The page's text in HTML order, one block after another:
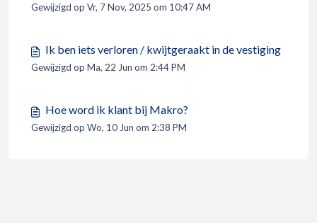
Gewijzigd op Vr, 7 Nov, 2025 om 10:47 AM
Ik ben iets verloren / kwijtgeraakt in de vestiging
Gewijzigd op Ma, 22 Jun om 2:44 PM
Hoe word ik klant bij Makro?
Gewijzigd op Wo, 10 Jun om 2:38 PM